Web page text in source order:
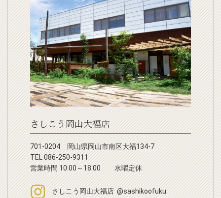
さしこう岡山大福店
701-0204 岡山県岡山市南区大福134-7
TEL 086-250-9311
営業時間 10:00～18:00 水曜定休
さしこう岡山大福店 @sashikoofuku